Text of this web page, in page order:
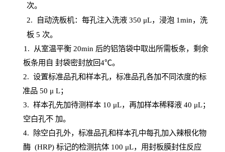
次。
2.
自动洗板机：每孔注入洗液 350 μL，浸泡 1min，洗
板 5 次。
1 . 从室温平衡 20min 后的铝箔袋中取出所需板条，剩余
板条用自 封袋密封放回4℃。
2. 设置标准品孔和样本孔，标准品孔各加不同浓度的标
准品 50 μ L；
3. 样本孔先加待测样本 10 μL，再加样本稀释液 40 μL；
空白孔不 加。
4.
除空白孔外，标准品孔和样本孔中每孔加入辣根化物
酶 (HRP) 标记的检测抗体 100 μL，用封板膜封住反应